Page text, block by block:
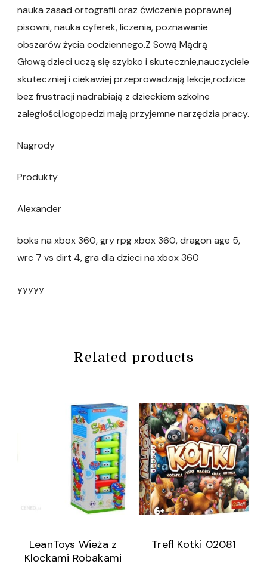
nauka zasad ortografii oraz ćwiczenie poprawnej
pisowni, nauka cyferek, liczenia, poznawanie
obszarów życia codziennego.Z Sową Mądrą
Głową:dzieci uczą się szybko i skutecznie,nauczyciele
skuteczniej i ciekawiej przeprowadzają lekcje,rodzice
bez frustracji nadrabiają z dzieckiem szkolne
zaległości,logopedzi mają przyjemne narzędzia pracy.
Nagrody
Produkty
Alexander
boks na xbox 360, gry rpg xbox 360, dragon age 5,
wrc 7 vs dirt 4, gra dla dzieci na xbox 360
yyyyy
Related products
LeanToys Wieża z
Klockami Robakami
Trefl Kotki 02081